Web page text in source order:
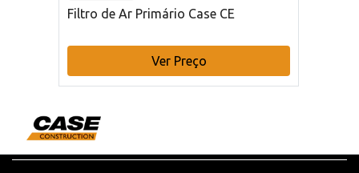
Filtro de Ar Primário Case CE
Ver Preço